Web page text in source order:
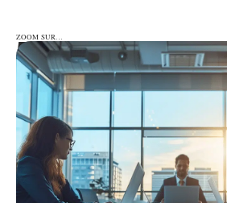
ZOOM
ZOOM SUR…